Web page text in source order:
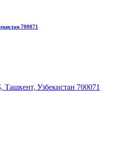
700071
Узбекистан 700071